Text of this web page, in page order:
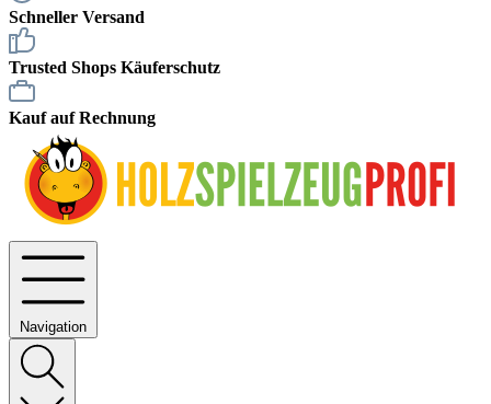
Schneller Versand
Trusted Shops Käuferschutz
Kauf auf Rechnung
Navigation